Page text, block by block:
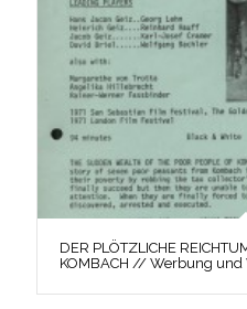
DER PLÖTZLICHE
KOMBACH // Werbung